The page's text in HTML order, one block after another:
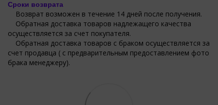
Сроки возврата
Возврат возможен в течение 14 дней после получения.
Обратная доставка товаров надлежащего качества
осуществляется за счет покупателя.
Обратная доставка товаров с браком осуществляется за
счет продавца ( с предварительным предоставлением фото
брака менеджеру).